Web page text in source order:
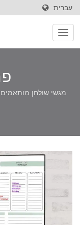
עברית
מגשי שולחן